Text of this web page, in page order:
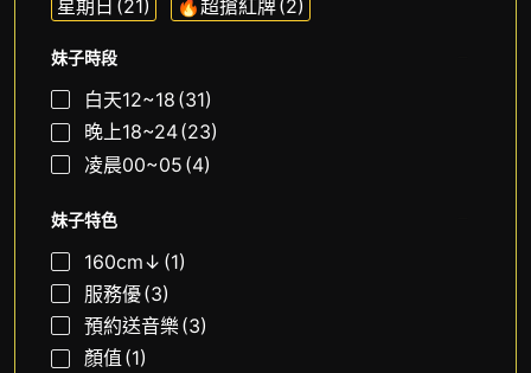
星期日 (21) 🔥超搶紅牌(2)
妹子時段
白天12~18 (31)
晚上18~24(23)
凌晨00~05 (4)
妹子特色
160cm↓ (1)
服務優(3)
預約送音樂(3)
顏值 (1)